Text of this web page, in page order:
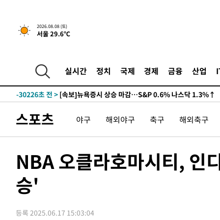
2026.08.08 (토)
서울 29.6℃
실시간 정치 국제 경제 금융 산업
-30226초 전 > [속보]뉴욕증시 상승 마감…S&P 0.6% 나스닥 1.3%↑
스포츠 야구 해외야구 축구 해외축구
NBA 오클라호마시티,
승'
등록 2025.06.17 15:03:04